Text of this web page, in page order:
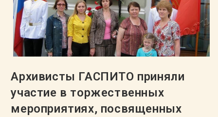
Архивисты ГАСПИТО приняли
участие в торжественных
мероприятиях, посвященных